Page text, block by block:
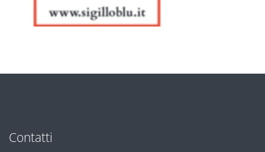
Contatti